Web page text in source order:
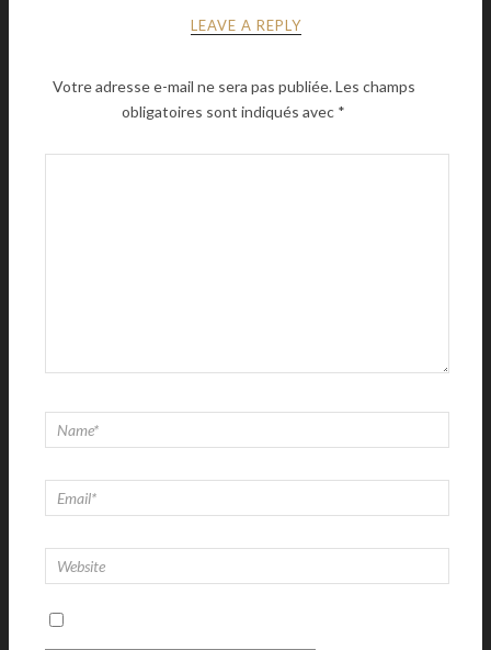
LEAVE A REPLY
Votre adresse e-mail ne sera pas publiée.Les champs
obligatoires sont indiqués avec *